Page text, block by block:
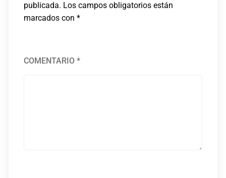
publicada. Los campos obligatorios están
marcados con*
COMENTARIO*